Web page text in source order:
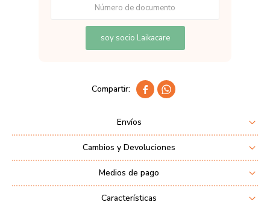
soy socio Laikacare
 
Envíos
Cambios y Devoluciones
Medios de pago
Características